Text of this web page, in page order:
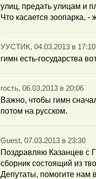
улиц, предать улицам и
Что касается зоопарка,
УУСТИК, 04.03.2013 в 17:10
гимн есть-государства
гость, 06.03.2013 в 20:06
Важно, чтобы гимн
потом на русском.
Guest, 07.03.2013 в 23:30
Поздравляю Казанцев
сборник состоящий из
Депутаты, помогите нам